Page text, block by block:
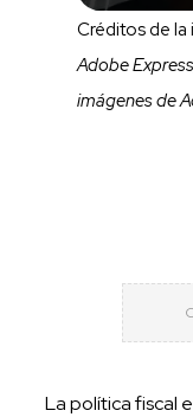
Créditos de la
Adobe
imágenes de
La política fiscal